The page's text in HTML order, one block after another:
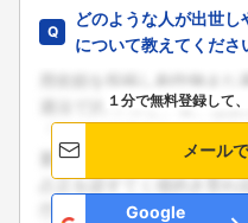
どのような人が出世
について教えてくださ
１分で無料登録して
メール
Google